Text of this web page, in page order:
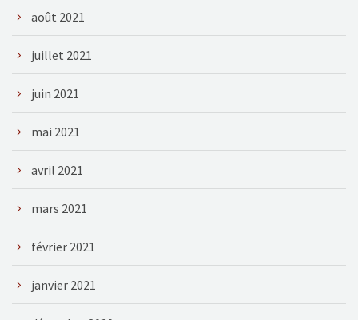
août 2021
juillet 2021
juin 2021
mai 2021
avril 2021
mars 2021
février 2021
janvier 2021